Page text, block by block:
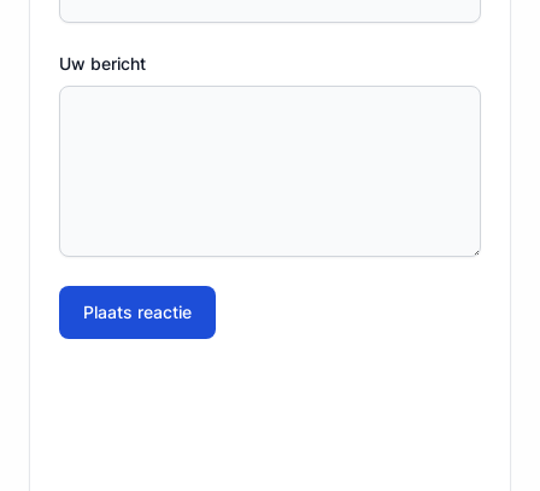
Uw bericht
Plaats reactie